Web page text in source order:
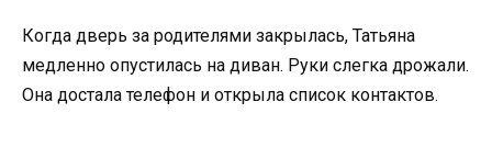
Когда дверь за родителями закрылась, Татьяна
медленно опустилась на диван. Руки слегка дрожали.
Она достала телефон и открыла список контактов.